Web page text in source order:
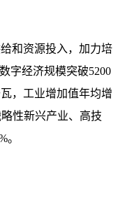
和资源投入，加力培
字经济规模突破5200
，工业增加值年均增
性新兴产业、高技
。